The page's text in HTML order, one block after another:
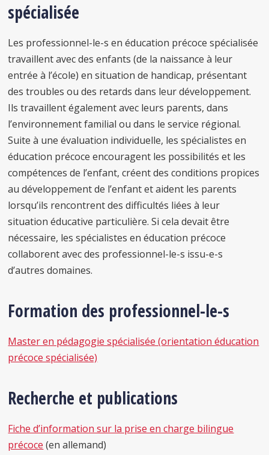
spécialisée
Les professionnel-le-s en éducation précoce spécialisée
travaillent avec des enfants (de la naissance à leur
entrée à l’école) en situation de handicap, présentant
des troubles ou des retards dans leur développement.
Ils travaillent également avec leurs parents, dans
l’environnement familial ou dans le service régional.
Suite à une évaluation individuelle, les spécialistes en
éducation précoce encouragent les possibilités et les
compétences de l’enfant, créent des conditions propices
au développement de l’enfant et aident les parents
lorsqu’ils rencontrent des difficultés liées à leur
situation éducative particulière. Si cela devait être
nécessaire, les spécialistes en éducation précoce
collaborent avec des professionnel-le-s issu-e-s
d’autres domaines.
Formation des professionnel-le-s
Master en pédagogie spécialisée (orientation éducation
précoce spécialisée)
Recherche et publications
Fiche d’information sur la prise en charge bilingue
précoce (en allemand)